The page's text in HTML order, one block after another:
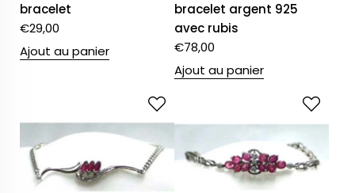
bracelet
€29,00
Ajout au panier
bracelet argent 925
avec rubis
€78,00
Ajout au panier